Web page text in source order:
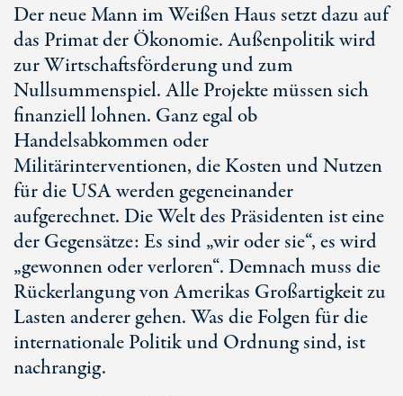
Der neue Mann im Weißen Haus setzt dazu auf
das Primat der Ökonomie. Außenpolitik wird
zur Wirtschaftsförderung und zum
Nullsummenspiel. Alle Projekte müssen sich
finanziell lohnen. Ganz egal ob
Handelsabkommen oder
Militärinterventionen, die Kosten und Nutzen
für die USA werden gegeneinander
aufgerechnet. Die Welt des Präsidenten ist eine
der Gegensätze: Es sind „wir oder sie“, es wird
„gewonnen oder verloren“. Demnach muss die
Rückerlangung von Amerikas Großartigkeit zu
Lasten anderer gehen. Was die Folgen für die
internationale Politik und Ordnung sind, ist
nachrangig.